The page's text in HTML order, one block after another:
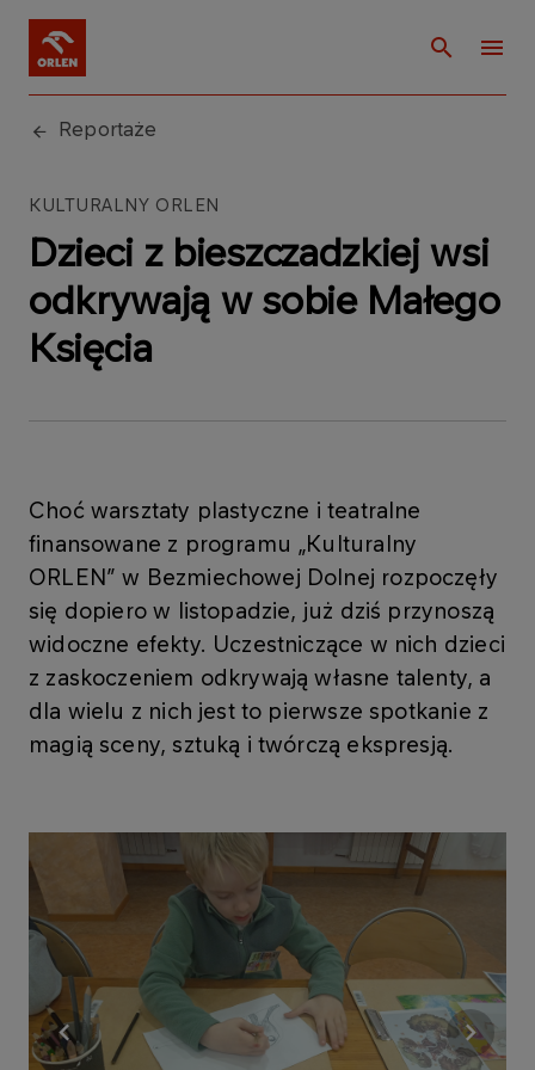
Reportaże
KULTURALNY ORLEN
Dzieci z bieszczadzkiej wsi
odkrywają w sobie Małego
Księcia
Choć warsztaty plastyczne i teatralne
finansowane z programu „Kulturalny
ORLEN” w Bezmiechowej Dolnej rozpoczęły
się dopiero w listopadzie, już dziś przynoszą
widoczne efekty. Uczestniczące w nich dzieci
z zaskoczeniem odkrywają własne talenty, a
dla wielu z nich jest to pierwsze spotkanie z
magią sceny, sztuką i twórczą ekspresją.